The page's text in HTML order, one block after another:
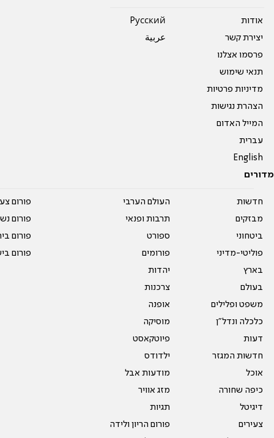
אודות
יצירת קשר
פרסמו אצלנו
תנאי שימוש
מדיניות פרטיות
הצהרת נגישות
המייל האדום
עברית
English
Pусский
عربية
מדורים
חדשות
מבזקים
ביטחוני
פוליטי-מדיני
בארץ
בעולם
משפט ופלילים
כלכלה ונדל"ן
דעות
חדשות המגזר
אוכל
כיפה שחורה
דיגיטל
צעירים
העולם הערבי
תרבות ופנאי
ספורט
פורומים
יהדות
צרכנות
אופנה
מוסיקה
פיוטקאסט
ילדודס
מודעות אבל
מזג אוויר
תגיות
פורום הריון ולידה
פורום
פורום
פורום
פורום